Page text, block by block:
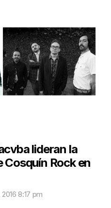
lideran la
Cosquín Rock en
8:17 pm